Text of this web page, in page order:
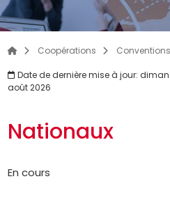
Coopérations
Date de dernière mise à jour:
août 2026
Nationaux
En cours